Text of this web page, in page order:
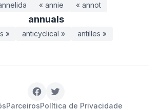
« annie « annot
annuals
» anticyclical » antilles »
ParceirosPolítica de Privacidade